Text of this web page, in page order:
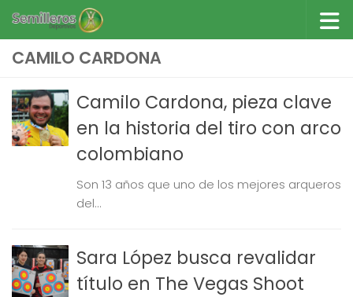
Saltar al contenido
CAMILO CARDONA
Camilo Cardona, pieza clave
en la historia del tiro con arco
colombiano
Son 13 años que uno de los mejores arqueros
del...
Sara López busca revalidar
título en The Vegas Shoot